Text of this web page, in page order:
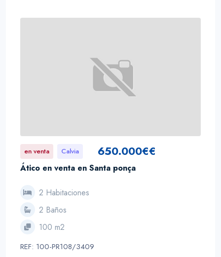
en venta Calvia 650.000€€
Ático en venta en Santa ponça
2 Habitaciones
2 Baños
100 m2
REF: 100-PR108/3409